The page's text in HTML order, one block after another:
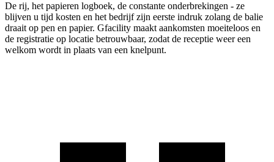
De rij, het papieren logboek, de constante onderbrekingen - ze
blijven u tijd kosten en het bedrijf zijn eerste indruk zolang de balie
draait op pen en papier. Gfacility maakt aankomsten moeiteloos en
de registratie op locatie betrouwbaar, zodat de receptie weer een
welkom wordt in plaats van een knelpunt.